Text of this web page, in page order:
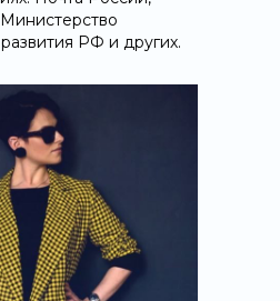
РФ и других.